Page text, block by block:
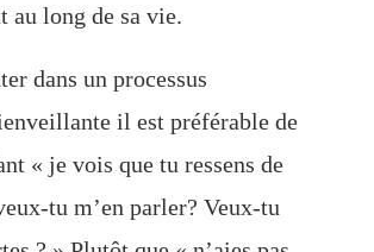
au long de sa vie.
dans un processus
il est préférable de
« je vois que tu ressens de
tu m’en parler? Veux-tu